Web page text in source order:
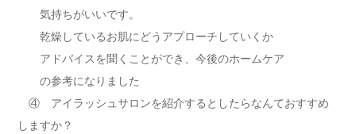
気持ちがいいです。
乾燥しているお肌にどうアプローチしていくか
アドバイスを聞くことができ、今後のホームケア
の参考になりました
④ アイラッシュサロンを紹介するとしたらなんておすすめ
しますか？